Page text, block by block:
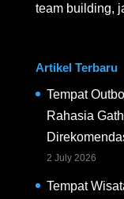
team building,
Artikel Terbaru
Tempat
Rahasia
2 July 2026
Tempat